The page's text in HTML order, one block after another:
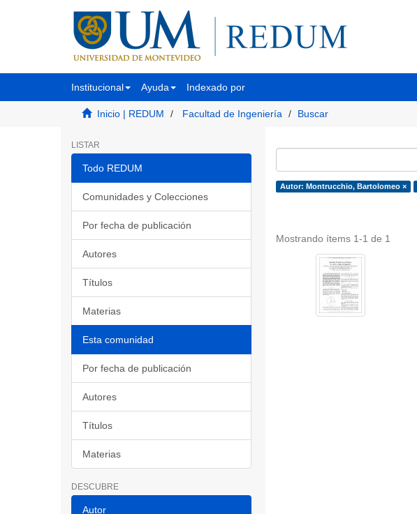
Institucional Ayuda Indexado por
Inicio | REDUM Facultad de Ingeniería Buscar
LISTAR
Todo REDUM
Comunidades y Colecciones
Por fecha de publicación
Autores
Títulos
Materias
Esta comunidad
Por fecha de publicación
Autores
Títulos
Materias
DESCUBRE
Autor
Autor: Montrucchio, Bartolomeo ×
Mostrando ítems 1-1 de 1